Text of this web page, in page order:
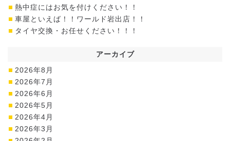
熱中症にはお気を付けください！！
車屋といえば！！ワールド岩出店！！
タイヤ交換・お任せください！！！
アーカイブ
2026年8月
2026年7月
2026年6月
2026年5月
2026年4月
2026年3月